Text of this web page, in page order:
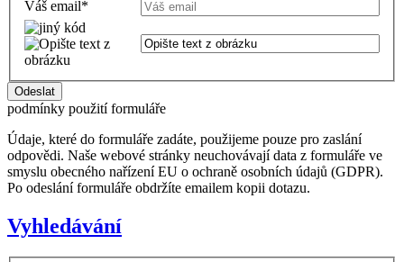
Váš email*
podmínky použití formuláře
Údaje, které do formuláře zadáte, použijeme pouze pro zaslání
odpovědi. Naše webové stránky neuchovávají data z formuláře ve
smyslu obecného nařízení EU o ochraně osobních údajů (GDPR).
Po odeslání formuláře obdržíte emailem kopii dotazu.
Vyhledávání